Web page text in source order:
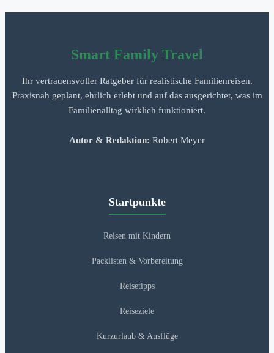
Smart Family Travel
Ihr vertrauensvoller Ratgeber für realistische Familienreisen.
Praxisnah geplant, ehrlich erlebt und auf das ausgerichtet, was im
Familienalltag wirklich funktioniert.
Autor & Redaktion: Robert Meyer
Startpunkte
Reisen mit Kindern
Packlisten & Vorbereitung
Reisetipps
Reiseziele
Kurzurlaub & Ausflüge